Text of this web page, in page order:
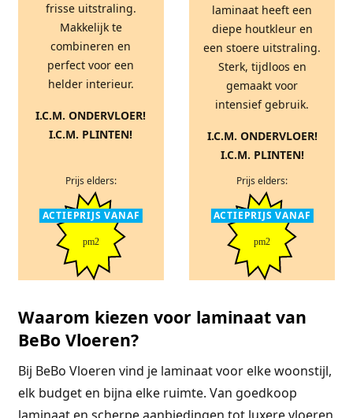
frisse uitstraling.
Makkelijk te
combineren en
perfect voor een
helder interieur.
I.C.M. ONDERVLOER!
I.C.M. PLINTEN!
Prijs elders:
ACTIEPRIJS VANAF
pm2
laminaat heeft een
diepe houtkleur en
een stoere uitstraling.
Sterk, tijdloos en
gemaakt voor
intensief gebruik.
I.C.M. ONDERVLOER!
I.C.M. PLINTEN!
Prijs elders:
ACTIEPRIJS VANAF
pm2
Waarom kiezen voor laminaat van
BeBo Vloeren?
Bij BeBo Vloeren vind je laminaat voor elke woonstijl,
elk budget en bijna elke ruimte. Van goedkoop